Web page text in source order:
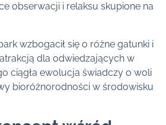
obserwacji i relaksu skupione na
wzbogacił się o różne gatunki i
dla odwiedzających w
ciągła ewolucja świadczy o woli
bioróżnorodności w środowisku